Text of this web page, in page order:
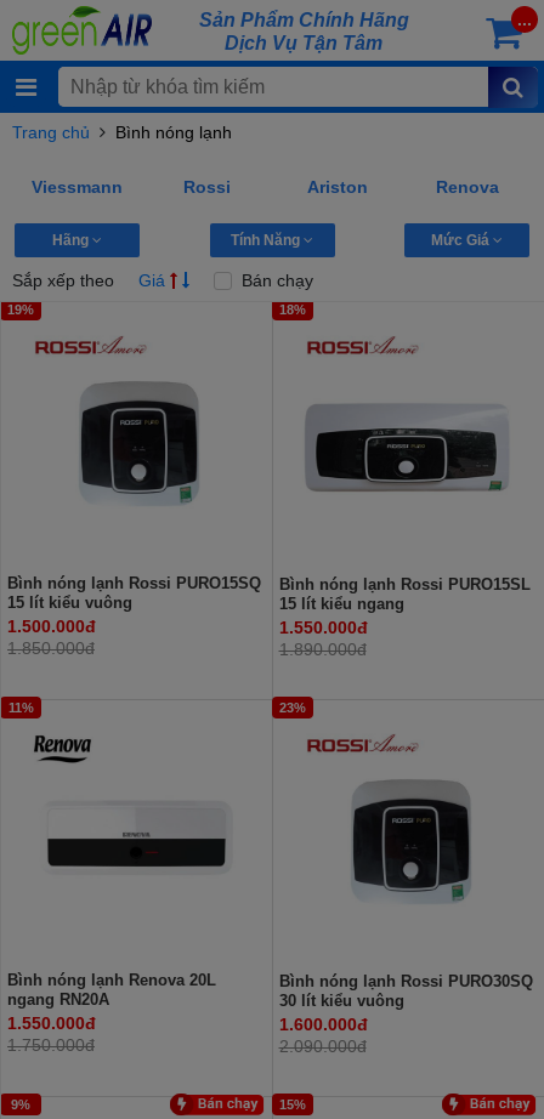
Sản Phẩm Chính Hãng
Dịch Vụ Tận Tâm
...
Trang chủ Bình nóng lạnh
Viessmann Rossi Ariston Renova
Hãng Tính Năng Mức Giá
Sắp xếp theo Giá Bán chạy
19%
Bình nóng lạnh Rossi PURO15SQ
15 lít kiểu vuông
1.500.000đ
1.850.000đ
18%
Bình nóng lạnh Rossi PURO15SL
15 lít kiểu ngang
1.550.000đ
1.890.000đ
11%
Bình nóng lạnh Renova 20L
ngang RN20A
1.550.000đ
1.750.000đ
23%
Bình nóng lạnh Rossi PURO30SQ
30 lít kiểu vuông
1.600.000đ
2.090.000đ
9% 15%